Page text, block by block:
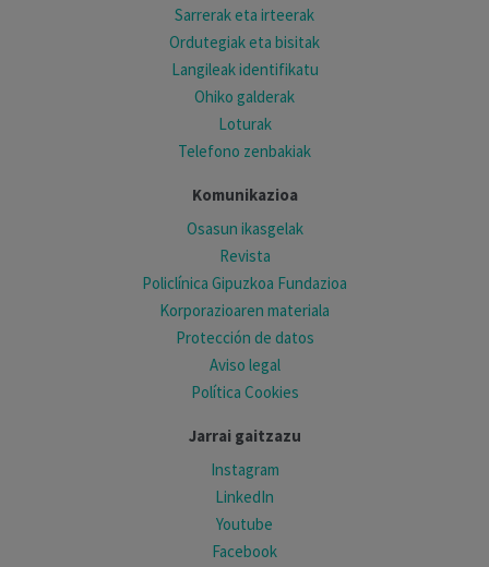
Sarrerak eta irteerak
Ordutegiak eta bisitak
Langileak identifikatu
Ohiko galderak
Loturak
Telefono zenbakiak
Komunikazioa
Osasun ikasgelak
Revista
Policlínica Gipuzkoa Fundazioa
Korporazioaren materiala
Protección de datos
Aviso legal
Política Cookies
Jarrai gaitzazu
Instagram
LinkedIn
Youtube
Facebook